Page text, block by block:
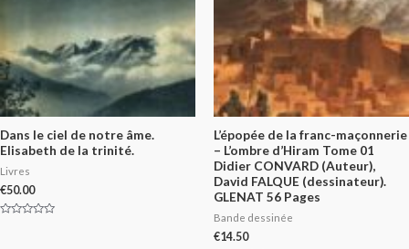
Dans le ciel de notre âme.
Elisabeth de la trinité.
Livres
€50.00
L’épopée de la franc-maçonnerie
– L’ombre d’Hiram Tome 01
Didier CONVARD (Auteur),
David FALQUE (dessinateur).
GLENAT 56 Pages
Bande dessinée
€14.50